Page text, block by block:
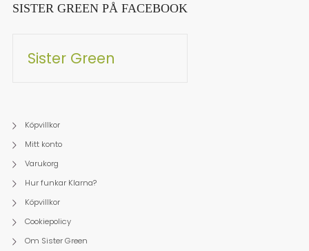
SISTER GREEN PÅ FACEBOOK
Sister Green
Köpvillkor
Mitt konto
Varukorg
Hur funkar Klarna?
Köpvillkor
Cookiepolicy
Om Sister Green